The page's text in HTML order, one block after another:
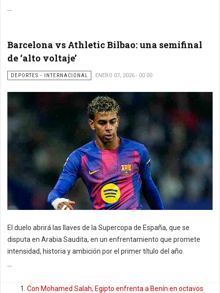
...
Barcelona vs Athletic Bilbao: una semifinal
de ‘alto voltaje’
DEPORTES - INTERNACIONAL ENERO 07, 2026 - 00:00
El duelo abrirá las llaves de la Supercopa de España, que se
disputa en Arabia Saudita, en un enfrentamiento que promete
intensidad, historia y ambición por el primer título del año.
...
Con Mohamed Salah, Egipto enfrenta a Benín en octavos